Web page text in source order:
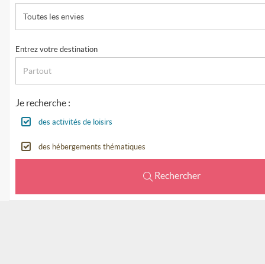
Toutes les envies
Entrez votre destination
Je recherche :
des activités de loisirs
des hébergements thématiques
Rechercher